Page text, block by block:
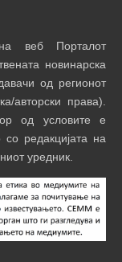
веб Порталот
новинарска
од регионот
авторски права).
од условите е
редакцијата на
уредник.